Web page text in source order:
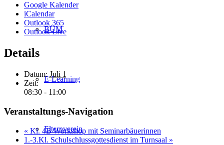
BÜM
E-Learning
Elternverein
Google Kalender
iCalendar
Outlook 365
Outlook Live
Details
Datum: Juli 1
Zeit:
08:30 - 11:00
Veranstaltungs-Navigation
« Kl. 4B Workshop mit Seminarbäuerinnen
1.-3.Kl. Schulschlussgottesdienst im Turnsaal »